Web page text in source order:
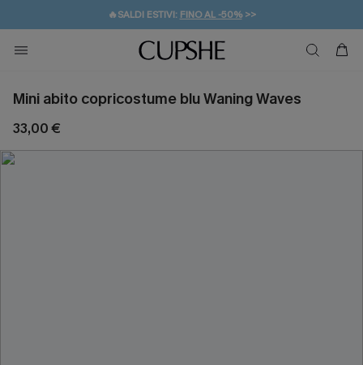
🔥SALDI ESTIVI: FINO AL -50%>>
🚚SPEDIZIONE GRATUITA DA 49€
💌REGALO PER I NUOVI: 20% DI SCONTO*
Mini abito copricostume blu Waning Waves
33,00 €